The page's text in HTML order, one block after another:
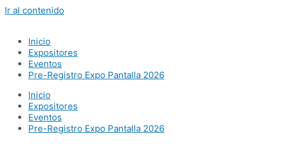
Ir al contenido
Inicio
Expositores
Eventos
Pre-Registro Expo Pantalla 2026
Inicio
Expositores
Eventos
Pre-Registro Expo Pantalla 2026